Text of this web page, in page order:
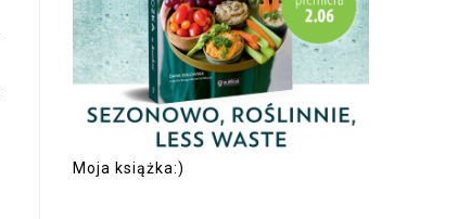
Moja książka:)